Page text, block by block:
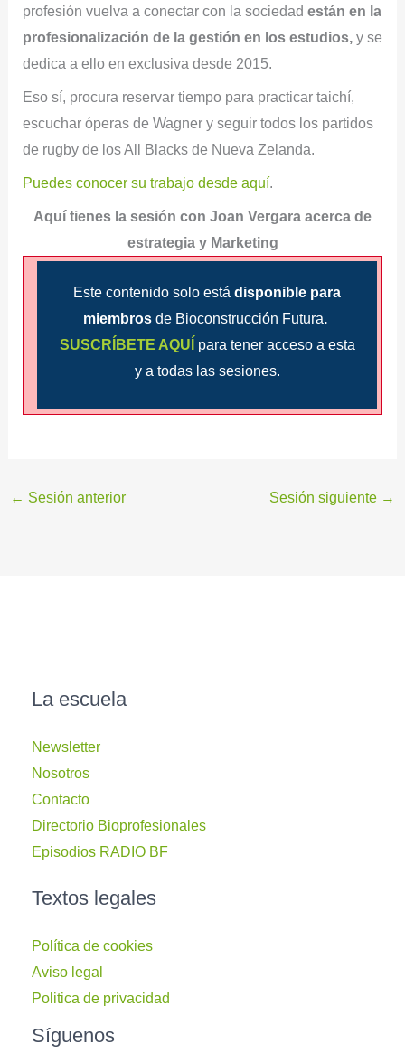
profesión vuelva a conectar con la sociedad están en la
profesionalización de la gestión en los estudios,y se
dedica a ello en exclusiva desde 2015.
Eso sí, procura reservar tiempo para practicar taichí,
escuchar óperas de Wagner y seguir todos los partidos
de rugby de los All Blacks de Nueva Zelanda.
Puedes conocer su trabajo desde aquí.
Aquí tienes la sesión con Joan Vergara acerca de
estrategia y Marketing
Este contenido solo está disponible para
miembros de Bioconstrucción Futura.
SUSCRÍBETE AQUÍ para tener acceso a esta
y a todas las sesiones.
← Sesión anterior Sesión siguiente →
La escuela
Newsletter
Nosotros
Contacto
Directorio Bioprofesionales
Episodios RADIO BF
Textos legales
Política de cookies
Aviso legal
Politica de privacidad
Síguenos